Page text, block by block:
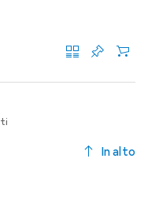
In alto